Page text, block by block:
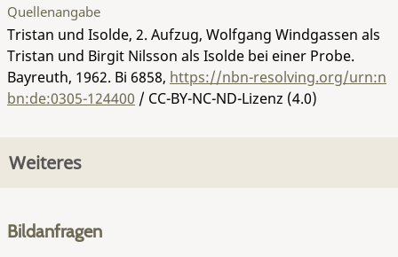
Quellenangabe
Tristan und Isolde, 2. Aufzug, Wolfgang Windgassen als
Tristan und Birgit Nilsson als Isolde bei einer Probe.
Bayreuth, 1962. Bi 6858, https://nbn-resolving.org/urn:n
bn:de:0305-124400 / CC-BY-NC-ND-Lizenz (4.0)
Weiteres
Bildanfragen